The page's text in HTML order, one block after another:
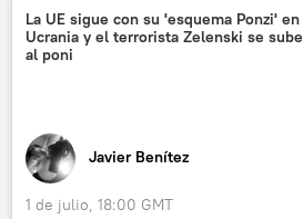
Ucrania
República Checa
Ejército Insurgente Ucraniano (UPA)
La UE sigue con su 'esquema Ponzi' en
Ucrania y el terrorista Zelenski se sube
al poni
Javier Benítez
1 de julio, 18:00 GMT